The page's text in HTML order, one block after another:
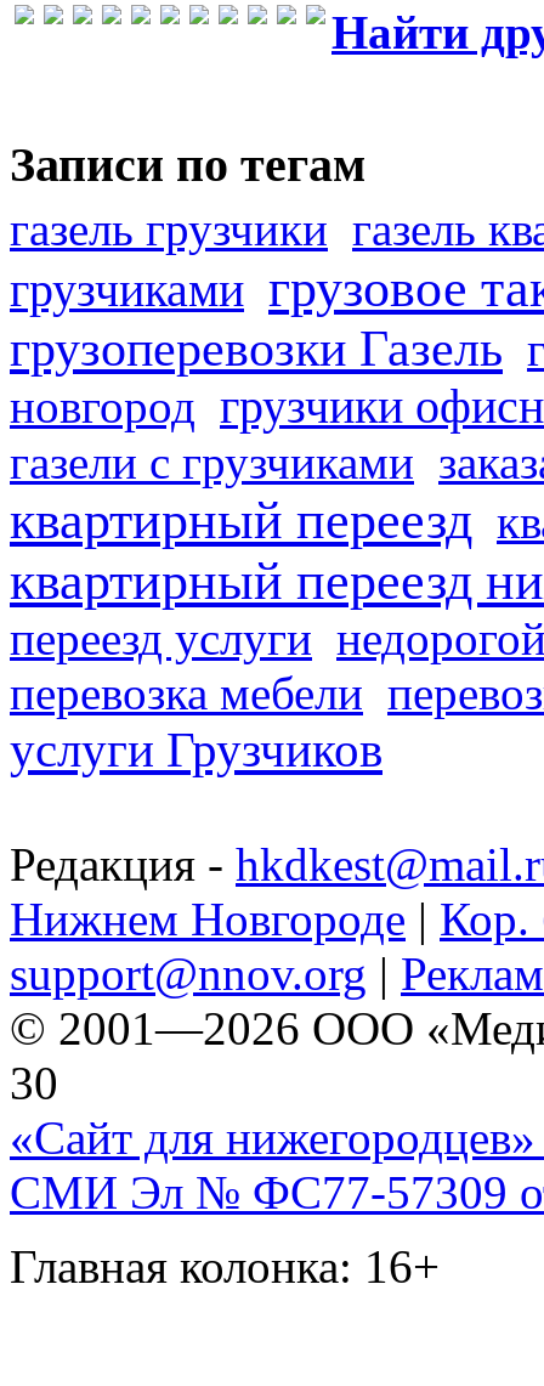
Найти
Записи по тегам
газель грузчики газель
грузчиками грузовое
грузоперевозки Газель
новгород грузчики
газели с грузчиками
квартирный переезд
квартирный переезд
переезд услуги
перевозка мебели
услуги Грузчиков
Редакция -
Нижнем Новгороде | Кор.
support@nnov.org |
© 2001—2026 ООО
30
«Сайт для нижегородцев»
СМИ Эл № ФС77-57309
Главная колонка: 16+